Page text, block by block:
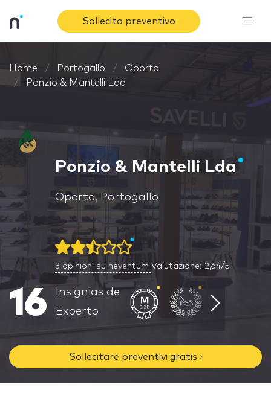
Sollecita preventivo
Home Portogallo
Oporto
Ponzio & Mantelli Lda
Ponzio & Mantelli Lda
Oporto, Portogallo
3 opinioni su neventum Valutazione: 2,64/5
16
Insignias de
Experto
Sollecitare preventivi gratis ›